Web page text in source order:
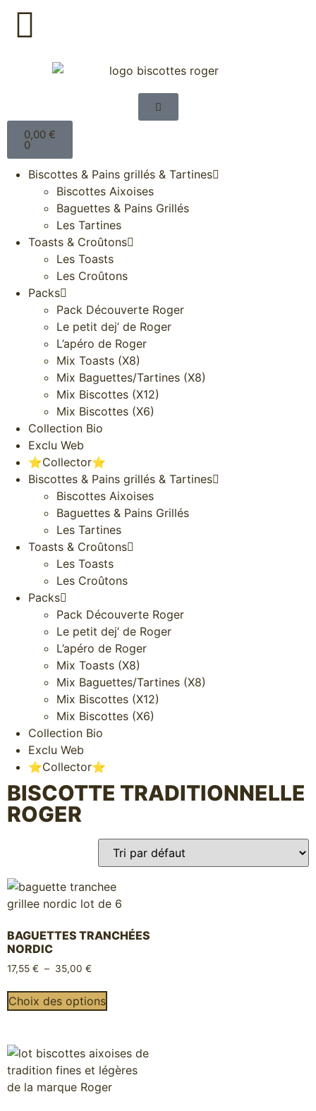
0,00 €
0
Biscottes & Pains grillés & Tartines
Biscottes Aixoises
Baguettes & Pains Grillés
Les Tartines
Toasts & Croûtons
Les Toasts
Les Croûtons
Packs
Pack Découverte Roger
Le petit dej’ de Roger
L’apéro de Roger
Mix Toasts (X8)
Mix Baguettes/Tartines (X8)
Mix Biscottes (X12)
Mix Biscottes (X6)
Collection Bio
Exclu Web
⭐️Collector⭐️
Biscottes & Pains grillés & Tartines
Biscottes Aixoises
Baguettes & Pains Grillés
Les Tartines
Toasts & Croûtons
Les Toasts
Les Croûtons
Packs
Pack Découverte Roger
Le petit dej’ de Roger
L’apéro de Roger
Mix Toasts (X8)
Mix Baguettes/Tartines (X8)
Mix Biscottes (X12)
Mix Biscottes (X6)
Collection Bio
Exclu Web
⭐️Collector⭐️
BISCOTTE TRADITIONNELLE
ROGER
BAGUETTES TRANCHÉES
NORDIC
17,55 € – 35,00 €
Choix des options